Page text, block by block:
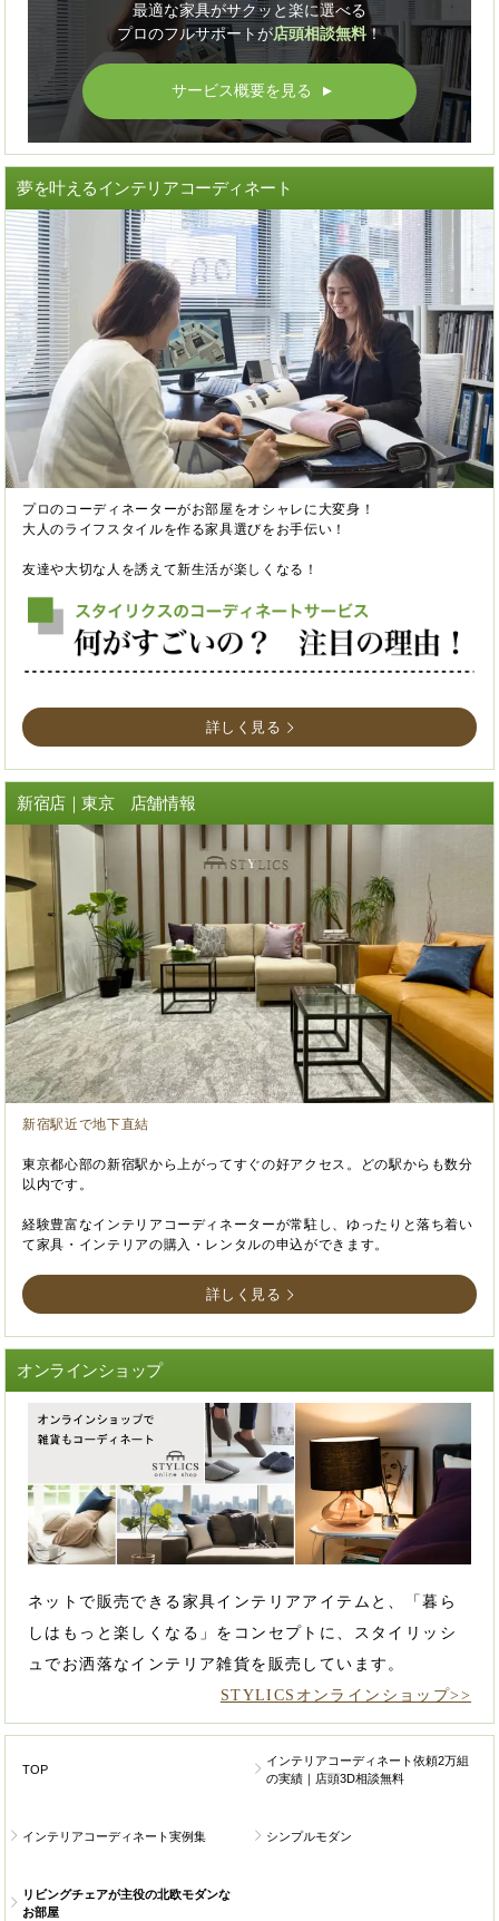
最適な家具がサクッと楽に選べる
プロのフルサポートが店頭相談無料！
サービス概要を見る ▲
夢を叶えるインテリアコーディネート
プロのコーディネーターがお部屋をオシャレに大変身！
大人のライフスタイルを作る家具選びをお手伝い！
友達や大切な人を誘えて新生活が楽しくなる！
詳しく見る
新宿店｜東京 店舗情報
新宿駅近で地下直結
東京都心部の新宿駅から上がってすぐの好アクセス。どの駅からも数分
以内です。
経験豊富なインテリアコーディネーターが常駐し、ゆったりと落ち着い
て家具・インテリアの購入・レンタルの申込ができます。
詳しく見る
オンラインショップ
ネットで販売できる家具インテリアアイテムと、「暮ら
しはもっと楽しくなる」をコンセプトに、スタイリッシ
ュでお洒落なインテリア雑貨を販売しています。
STYLICSオンラインショップ>>
TOP
インテリアコーディネート依頼2万組
の実績｜店頭3D相談無料
インテリアコーディネート実例集 シンプルモダン
リビングチェアが主役の北欧モダンな
お部屋